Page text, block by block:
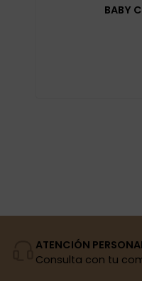
BABY
ATENCIÓN
Consulta con tu